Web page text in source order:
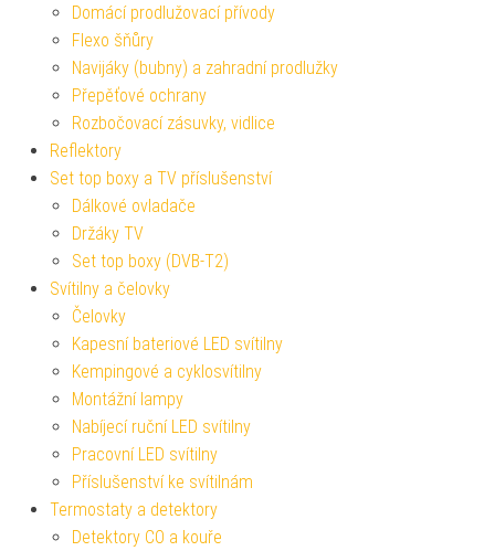
Domácí prodlužovací přívody
Flexo šňůry
Navijáky (bubny) a zahradní prodlužky
Přepěťové ochrany
Rozbočovací zásuvky, vidlice
Reflektory
Set top boxy a TV příslušenství
Dálkové ovladače
Držáky TV
Set top boxy (DVB-T2)
Svítilny a čelovky
Čelovky
Kapesní bateriové LED svítilny
Kempingové a cyklosvítilny
Montážní lampy
Nabíjecí ruční LED svítilny
Pracovní LED svítilny
Příslušenství ke svítilnám
Termostaty a detektory
Detektory CO a kouře